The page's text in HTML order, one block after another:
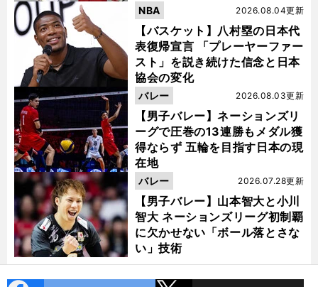
【バスケット】八村塁の日本代
表復帰宣言 「プレーヤーファー
スト」を説き続けた信念と日本
協会の変化
2026.08.04更新
NBA
【男子バレー】ネーションズリ
ーグで圧巻の13連勝もメダル獲
得ならず 五輪を目指す日本の現
在地
2026.08.03更新
バレー
【男子バレー】山本智大と小川
智大 ネーションズリーグ初制覇
に欠かせない「ボール落とさな
い」技術
2026.07.28更新
バレー